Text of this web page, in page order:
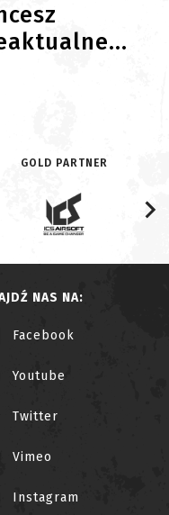
GOLD PARTNER
NAS NA:
Facebook
Youtube
Twitter
Vimeo
Instagram